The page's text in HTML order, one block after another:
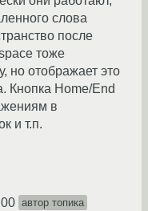
слова
после
тоже
но отображает это
Кнопка Home/End
в
и т.п.
автор топика